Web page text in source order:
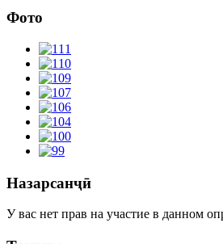
Фото
Назарсанҷӣ
У вас нет прав на участие в данном